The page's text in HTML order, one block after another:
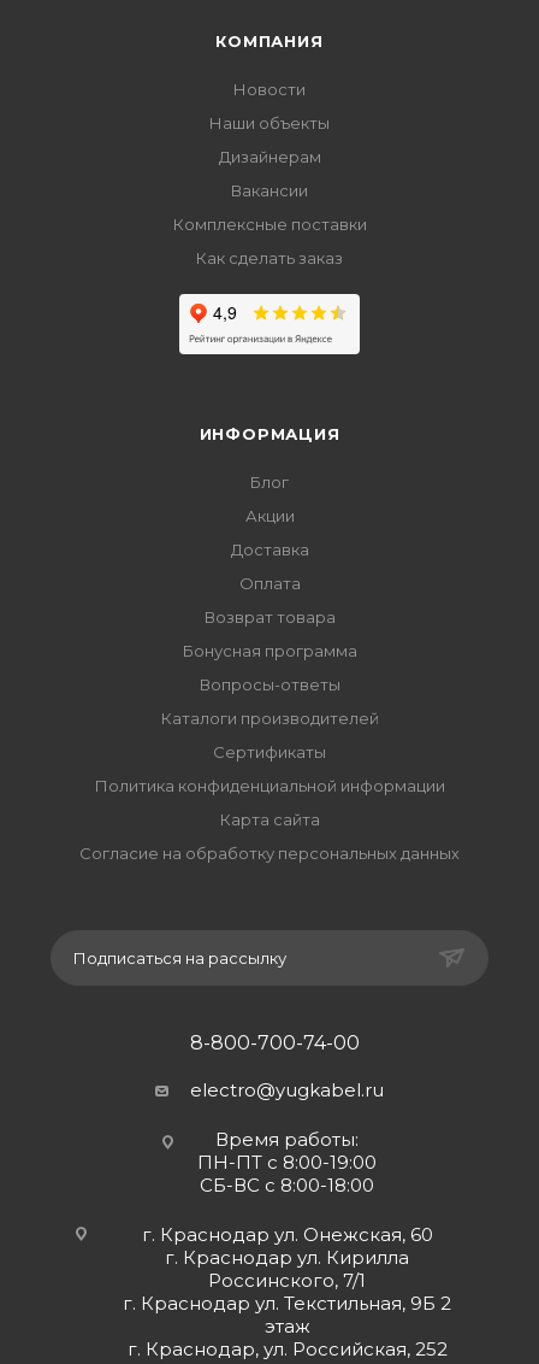
КОМПАНИЯ
Новости
Наши объекты
Дизайнерам
Вакансии
Комплексные поставки
Как сделать заказ
ИНФОРМАЦИЯ
Блог
Акции
Доставка
Оплата
Возврат товара
Бонусная программа
Вопросы-ответы
Каталоги производителей
Сертификаты
Политика конфиденциальной информации
Карта сайта
Согласие на обработку персональных данных
Подписаться на рассылку
8-800-700-74-00
electro@yugkabel.ru
Время работы:
ПН-ПТ с 8:00-19:00
СБ-ВС с 8:00-18:00
г. Краснодар ул. Онежская, 60
г. Краснодар ул. Кирилла
Россинского, 7/1
г. Краснодар ул. Текстильная, 9Б 2
этаж
г. Краснодар, ул. Российская, 252